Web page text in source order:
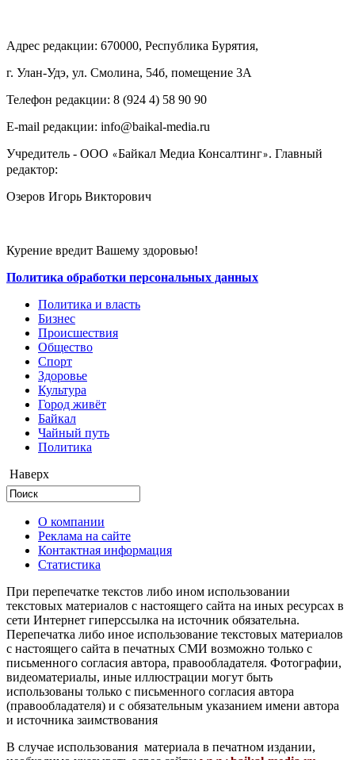
Адрес редакции: 670000, Республика Бурятия,
г. Улан-Удэ, ул. Смолина, 54б, помещение 3А
Телефон редакции: ‎‎8 (924 4) 58 90 90
E-mail редакции: info@baikal-media.ru
Учредитель - ООО «Байкал Медиа Консалтинг». Главный
редактор:
Озеров Игорь Викторович
Курение вредит Вашему здоровью!
Политика обработки персональных данных
Политика и власть
Бизнес
Происшествия
Общество
Cпорт
Здоровье
Культура
Город живёт
Байкал
Чайный путь
Политика
Наверх
О компании
Реклама на сайте
Контактная информация
Статистика
При перепечатке текстов либо ином использовании
текстовых материалов с настоящего сайта на иных ресурсах в
сети Интернет гиперссылка на источник обязательна.
Перепечатка либо иное использование текстовых материалов
с настоящего сайта в печатных СМИ возможно только с
письменного согласия автора, правообладателя. Фотографии,
видеоматериалы, иные иллюстрации могут быть
использованы только с письменного согласия автора
(правообладателя) и с обязательным указанием имени автора
и источника заимствования
В случае использования материала в печатном издании,